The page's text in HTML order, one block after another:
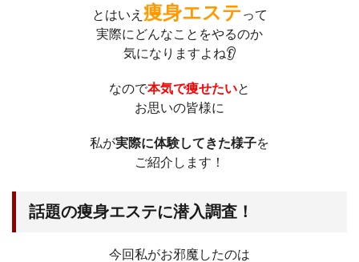
とはいえ 痩身エステって
実際にどんなことをやるのか
気になりますよね👂
なので本気で痩せたいと
お思いの皆様に
私が実際に体験してきた様子を
ご紹介します！
話題の痩身エステに潜入調査！
今回私がお邪魔したのは